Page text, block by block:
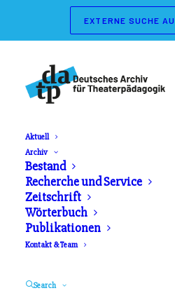
EXTERNE SUCHE
Aktuell
Archiv
Bestand
Recherche und Service
Zeitschrift
Wörterbuch
Publikationen
Kontakt & Team
Search
Wörterbuch der
Herausgeber: Gerd Koch,